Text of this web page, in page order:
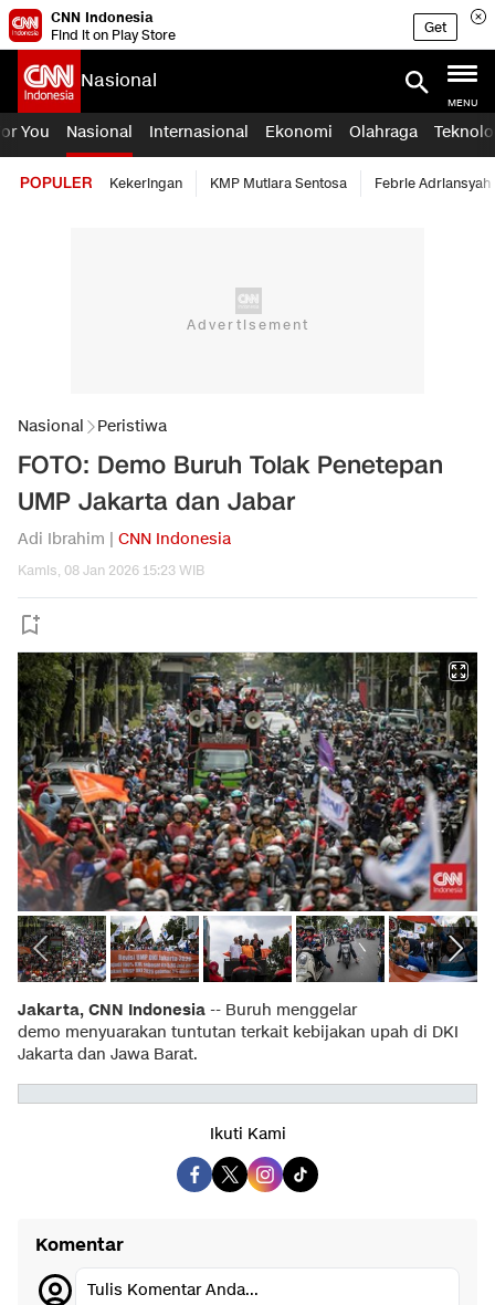
CNN Indonesia
Find it on Play Store
Get
Nasional
MENU
You Nasional Internasional Ekonomi Olahraga
POPULER Kekeringan KMP Mutiara Sentosa Febrie Adriansyah
Nasional Peristiwa
FOTO: Demo Buruh Tolak Penetepan
UMP Jakarta dan Jabar
Adi Ibrahim | CNN Indonesia
Kamis, 08 Jan 2026 15:23 WIB
Jakarta, CNN Indonesia -- Buruh menggelar
demo menyuarakan tuntutan terkait kebijakan upah di DKI
Jakarta dan Jawa Barat.
Ikuti Kami
Komentar
Tulis Komentar Anda...